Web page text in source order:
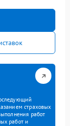
страховых
работ
работ и